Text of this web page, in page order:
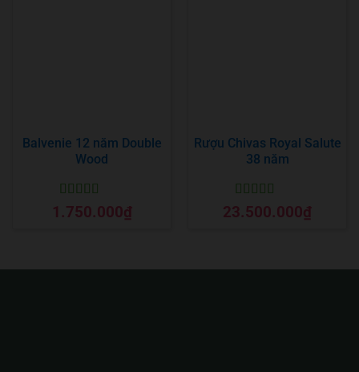
Balvenie 12 năm Double
Wood
Được xếp
hạng55 sao
1.750.000₫
Rượu Chivas Royal Salute
38 năm
Được xếp
hạng 5 5 sao
23.500.000₫